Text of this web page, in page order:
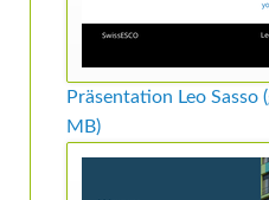
Präsentation Leo Sasso
MB)